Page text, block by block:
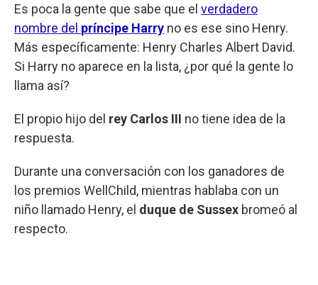
Es poca la gente que sabe que el verdadero
nombre del príncipe Harry no es ese sino Henry.
Más específicamente: Henry Charles Albert David.
Si Harry no aparece en la lista, ¿por qué la gente lo
llama así?
El propio hijo del rey Carlos III no tiene idea de la
respuesta.
Durante una conversación con los ganadores de
los premios WellChild, mientras hablaba con un
niño llamado Henry, el duque de Sussex bromeó al
respecto.